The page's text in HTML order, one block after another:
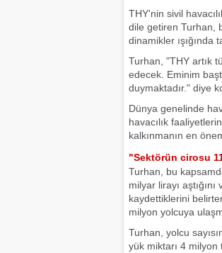
THY'nin sivil
dile getiren Turhan,
dinamikler ışığında
Turhan, "THY artık
edecek. Eminim
duymaktadır." diye
Dünya genelinde
havacılık
kalkınmanın en
"Sektörün cirosu
Turhan, bu
milyar lirayı
kaydettiklerini
milyon yolcuya
Turhan, yolcu
yük miktarı 4 milyon